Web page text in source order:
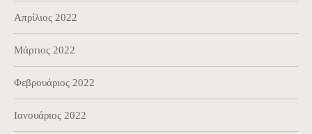
Απρίλιος 2022
Μάρτιος 2022
Φεβρουάριος 2022
Ιανουάριος 2022